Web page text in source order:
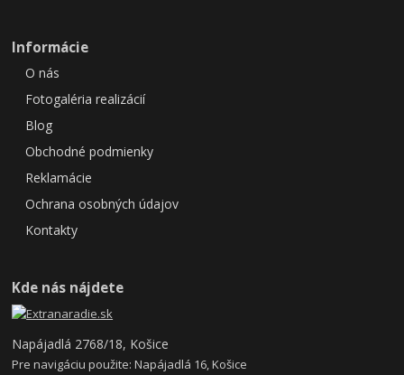
Informácie
O nás
Fotogaléria realizácií
Blog
Obchodné podmienky
Reklamácie
Ochrana osobných údajov
Kontakty
Kde nás nájdete
Napájadlá 2768/18, Košice
Pre navigáciu použite: Napájadlá 16, Košice